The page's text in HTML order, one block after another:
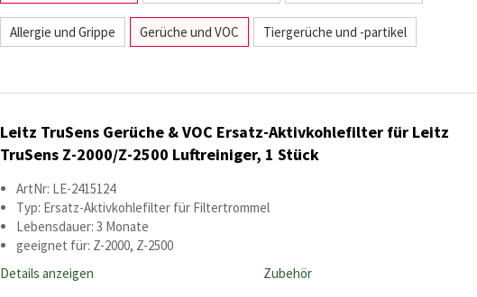
Allergie und Grippe Gerüche und VOC Tiergerüche und -partikel
Leitz TruSens Gerüche & VOC Ersatz-Aktivkohlefilter für Leitz
TruSens Z-2000/Z-2500 Luftreiniger, 1 Stück
ArtNr: LE-2415124
Typ: Ersatz-Aktivkohlefilter für Filtertrommel
Lebensdauer: 3 Monate
geeignet für: Z-2000, Z-2500
Details anzeigen
Zubehör